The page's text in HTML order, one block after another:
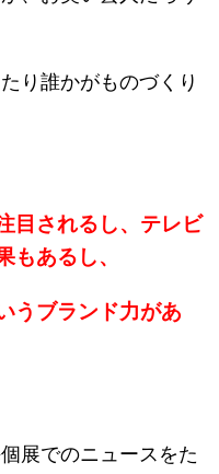
り誰かがものづくり
目されるし、テレビ
もあるし、
うブランド力があ
展でのニュースをた